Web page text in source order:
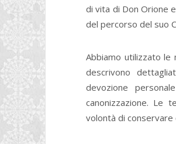
di vita di Don Orione
del percorso del suo
Abbiamo utilizzato le
descrivono
devozione
canonizzazione. Le
volontà di conservare